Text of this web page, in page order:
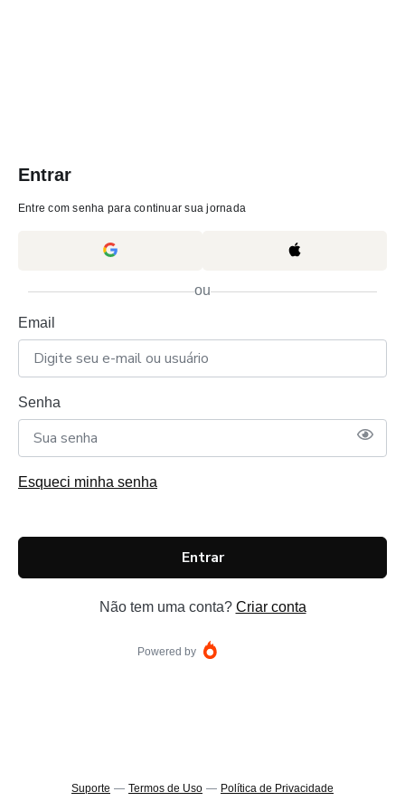
Entrar
Entre com senha para continuar sua jornada
ou
Email
Senha
Esqueci minha senha
Entrar
Não tem uma conta? Criar conta
Powered by
Suporte — Termos de Uso — Política de Privacidade